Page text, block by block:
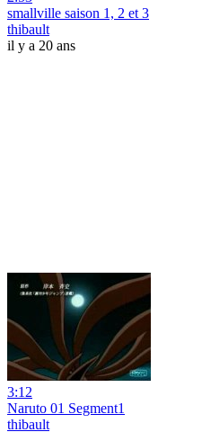
smallville saison 1, 2 et 3
thibault
il y a 20 ans
3:12
Naruto 01 Segment1
thibault